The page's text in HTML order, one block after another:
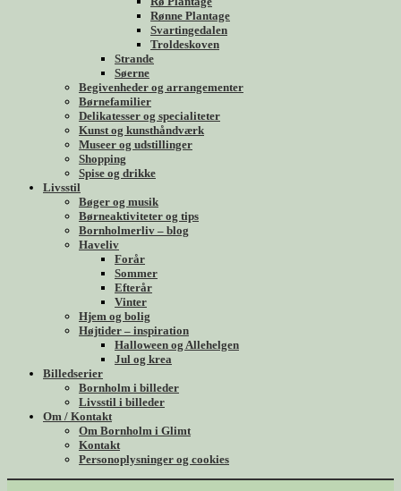
Rønne Plantage
Svartingedalen
Troldeskoven
Strande
Søerne
Begivenheder og arrangementer
Børnefamilier
Delikatesser og specialiteter
Kunst og kunsthåndværk
Museer og udstillinger
Shopping
Spise og drikke
Livsstil
Bøger og musik
Børneaktiviteter og tips
Bornholmerliv – blog
Haveliv
Forår
Sommer
Efterår
Vinter
Hjem og bolig
Højtider – inspiration
Halloween og Allehelgen
Jul og krea
Billedserier
Bornholm i billeder
Livsstil i billeder
Om / Kontakt
Om Bornholm i Glimt
Kontakt
Personoplysninger og cookies